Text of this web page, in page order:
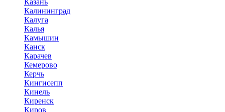
Казань
Калининград
Калуга
Калья
Камышин
Канск
Карачев
Кемерово
Керчь
Кингисепп
Кинель
Киренск
Киров